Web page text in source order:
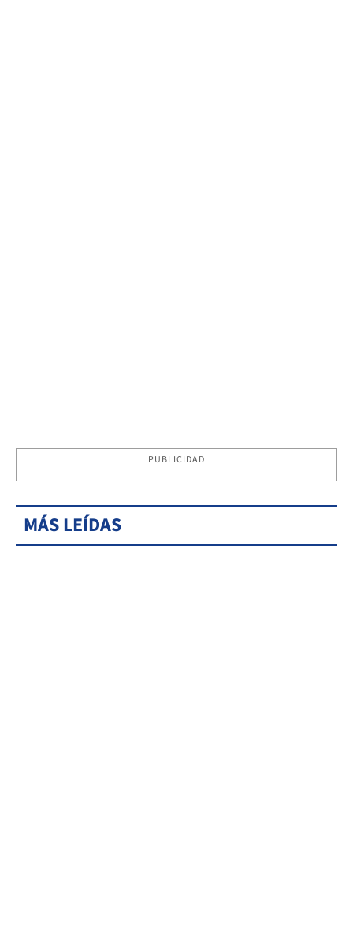
PUBLICIDAD
MÁS LEÍDAS